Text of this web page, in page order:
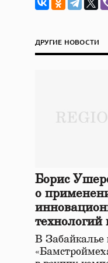
ДРУГИЕ НОВОСТИ
Борис
о
технологий
в
В Забайкалье